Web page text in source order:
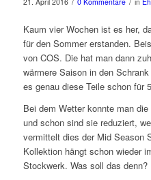
Kaum vier Wochen ist es her,
für den Sommer erstanden.
von COS. Die hat man dann
wärmere Saison in den
es genau diese Teile schon für
Bei dem Wetter konnte man
und schon sind sie reduziert,
vermittelt dies der Mid Season
Kollektion hängt schon wieder
Stockwerk. Was soll das denn?